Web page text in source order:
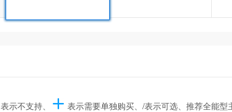
表示不支持、 表示需要单独购买、/表示可选、推荐全能型